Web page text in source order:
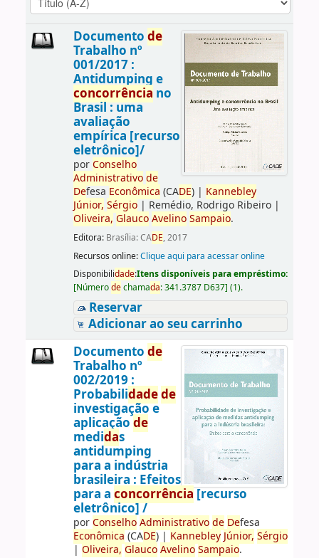
Documento de
Trabalho nº
001/2017 :
Antidumping e
concorrência no
Brasil : uma
avaliação
empírica [recurso
eletrônico]/
porConselho
Administrativo de
Defesa Econômica (CADE)| Kannebley
Júnior, Sérgio| Remédio, Rodrigo Ribeiro|
Oliveira, Glauco Avelino Sampaio.
Editora: Brasília: CADE, 2017
Recursos online:Clique aqui para acessar online
Disponibilidade:Itens disponíveis para empréstimo:
[Númerodechamada:341.3787 D637] (1).
Reservar
Adicionar ao seu carrinho
Documento de
Trabalho nº
002/2019 :
Probabilidadede
investigação e
aplicação de
medidas
antidumping
para a indústria
brasileira : Efeitos
para a concorrência [recurso
eletrônico] /
porConselho Administrativo de Defesa
Econômica (CADE)| Kannebley Júnior, Sérgio
| Oliveira, Glauco Avelino Sampaio.